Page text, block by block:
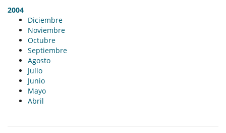
2004
Diciembre
Noviembre
Octubre
Septiembre
Agosto
Julio
Junio
Mayo
Abril